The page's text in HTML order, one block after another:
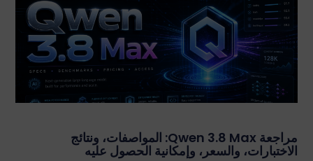
مراجعة Qwen 3.8 Max: المواصفات، ونتائج
الاختبارات، والسعر، وإمكانية الحصول عليه